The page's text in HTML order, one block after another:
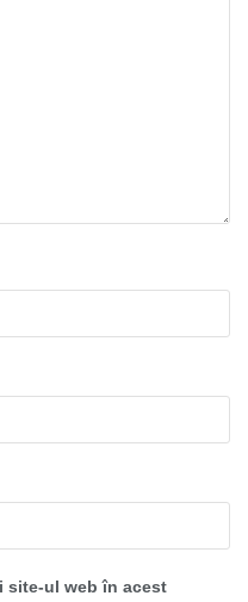
site-ul web în acest